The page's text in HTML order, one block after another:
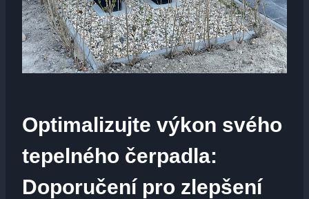
Optimalizujte výkon svého
tepelného čerpadla:
Doporučení pro zlepšení